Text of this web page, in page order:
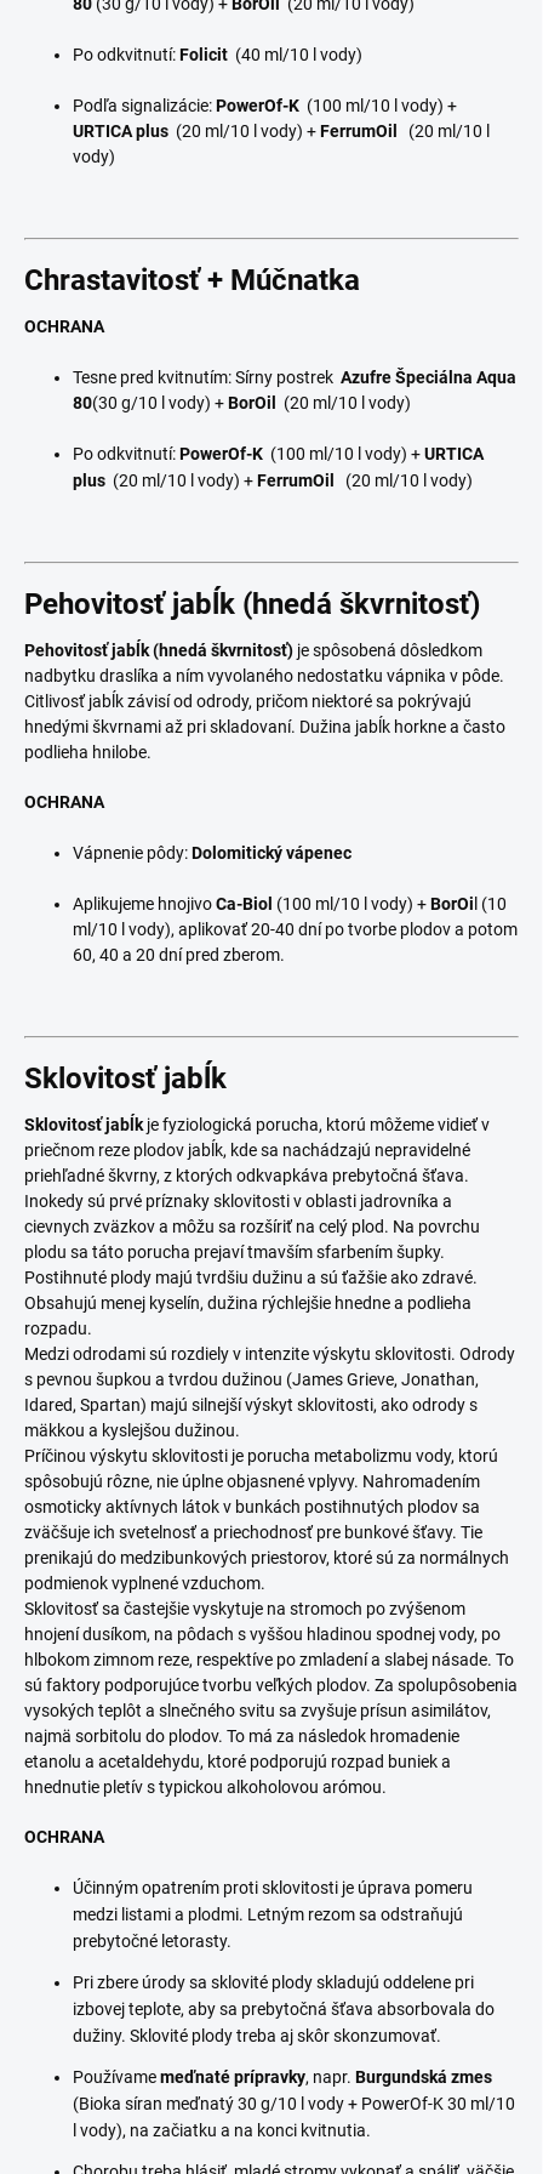
Po odkvitnutí:Folicit (40 ml/10 l vody)
Podľa signalizácie:PowerOf-K (100 ml/10 l vody) +
URTICA plus (20 ml/10 l vody) +FerrumOil
(20 ml/10 l
vody)
Chrastavitosť + Múčnatka
OCHRANA
Tesne pred kvitnutím: Sírny postrek Azufre Špeciálna Aqua
80(30 g/10 l vody) +BorOil (20 ml/10 l vody)
Po odkvitnutí:PowerOf-K (100 ml/10 l vody) +URTICA
plus (20 ml/10 l vody) +FerrumOil (20 ml/10 l vody)
Pehovitosť jabĺk (hnedá škvrnitosť)
Pehovitosť jabĺk (hnedá škvrnitosť) je spôsobená dôsledkom
nadbytku draslíka a ním vyvolaného nedostatku vápnika v pôde.
Citlivosť jabĺk závisí od odrody, pričom niektoré sa pokrývajú
hnedými škvrnami až pri skladovaní. Dužina jabĺk horkne a často
podlieha hnilobe.
OCHRANA
Vápnenie pôdy:Dolomitický vápenec
Aplikujeme hnojivoCa-Biol (100 ml/10 l vody) +BorOi l (10
ml/10 l vody), aplikovať 20-40 dní po tvorbe plodov a potom
60, 40 a 20 dní pred zberom.
Sklovitosť jabĺk
Sklovitosť jabĺk je fyziologická porucha, ktorú môžeme vidieť v
priečnom reze plodov jabĺk, kde sa nachádzajú nepravidelné
priehľadné škvrny, z ktorých odkvapkáva prebytočná šťava.
Inokedy sú prvé príznaky sklovitosti v oblasti jadrovníka a
cievnych zväzkov a môžu sa rozšíriť na celý plod. Na povrchu
plodu sa táto porucha prejaví tmavším sfarbením šupky.
Postihnuté plody majú tvrdšiu dužinu a sú ťažšie ako zdravé.
Obsahujú menej kyselín, dužina rýchlejšie hnedne a podlieha
rozpadu.
Medzi odrodami sú rozdiely v intenzite výskytu sklovitosti. Odrody
s pevnou šupkou a tvrdou dužinou (James Grieve, Jonathan,
Idared, Spartan) majú silnejší výskyt sklovitosti, ako odrody s
mäkkou a kyslejšou dužinou.
Príčinou výskytu sklovitosti je porucha metabolizmu vody, ktorú
spôsobujú rôzne, nie úplne objasnené vplyvy. Nahromadením
osmoticky aktívnych látok v bunkách postihnutých plodov sa
zväčšuje ich svetelnosť a priechodnosť pre bunkové šťavy. Tie
prenikajú do medzibunkových priestorov, ktoré sú za normálnych
podmienok vyplnené vzduchom.
Sklovitosť sa častejšie vyskytuje na stromoch po zvýšenom
hnojení dusíkom, na pôdach s vyššou hladinou spodnej vody, po
hlbokom zimnom reze, respektíve po zmladení a slabej násade. To
sú faktory podporujúce tvorbu veľkých plodov. Za spolupôsobenia
vysokých teplôt a slnečného svitu sa zvyšuje prísun asimilátov,
najmä sorbitolu do plodov. To má za následok hromadenie
etanolu a acetaldehydu, ktoré podporujú rozpad buniek a
hnednutie pletív s typickou alkoholovou arómou.
OCHRANA
Účinným opatrením proti sklovitosti je úprava pomeru
medzi listami a plodmi. Letným rezom sa odstraňujú
prebytočné letorasty.
Pri zbere úrody sa sklovité plody skladujú oddelene pri
izbovej teplote, aby sa prebytočná šťava absorbovala do
dužiny. Sklovité plody treba aj skôr skonzumovať.
Používamemeďnaté prípravky, napr. Burgundská zmes
(Bioka síran meďnatý 30 g/10 l vody + PowerOf-K 30 ml/10
l vody), na začiatku a na konci kvitnutia.